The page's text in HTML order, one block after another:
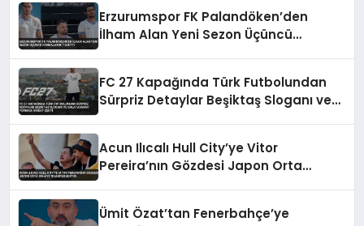
Erzurumspor FK Palandöken’den
İlham Alan Yeni Sezon Üçüncü
FC 27 Kapağında Türk Futbolundan
Sürpriz Detaylar Beşiktaş Sloganı ve
Acun Ilıcalı Hull City’ye Vitor
Pereira’nın Gözdesi Japon Orta
Ümit Özat’tan Fenerbahçe’ye